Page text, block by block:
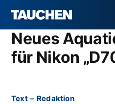
Neues
für Nikon
Text – Redaktion